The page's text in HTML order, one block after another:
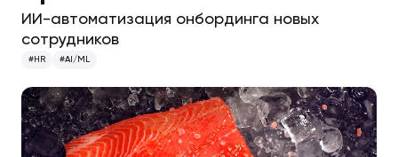
ИИ-автоматизация онбординга новых
сотрудников
#HR #AI/ML